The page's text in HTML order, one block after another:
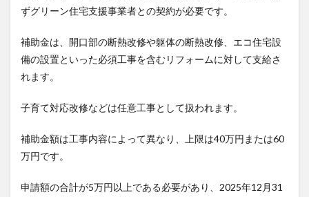
ずグリーン住宅支援事業者との契約が必要です。
補助金は、開口部の断熱改修や躯体の断熱改修、エコ住宅設
備の設置といった必須工事を含むリフォームに対して支給さ
れます。
子育て対応改修などは任意工事として扱われます。
補助金額は工事内容によって異なり、上限は40万円または60
万円です。
申請額の合計が5万円以上である必要があり、2025年12月31